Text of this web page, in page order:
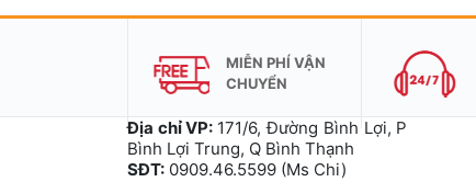
MIỄN PHÍ VẬN
CHUYỂN
Địa chỉ VP: 171/6, Đường Bình Lợi, P
Bình Lợi Trung, Q Bình Thạnh
SĐT:0909.46.5599 (Ms Chi)